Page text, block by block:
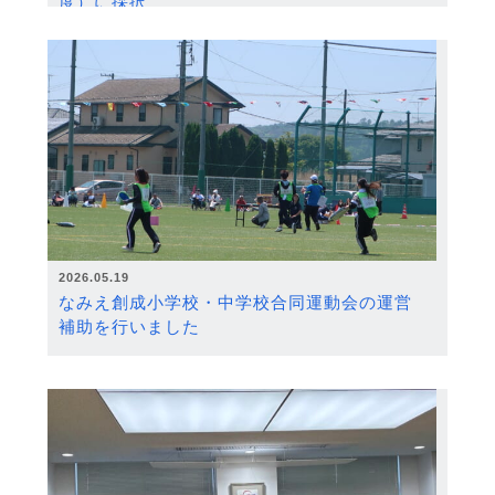
2026.05.19
なみえ創成小学校・中学校合同運動会の運営
補助を行いました